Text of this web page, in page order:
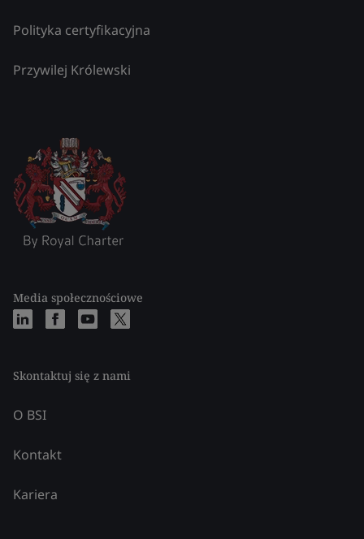
Polityka certyfikacyjna
Przywilej Królewski
Media społecznościowe
Skontaktuj się z nami
O BSI
Kontakt
Kariera